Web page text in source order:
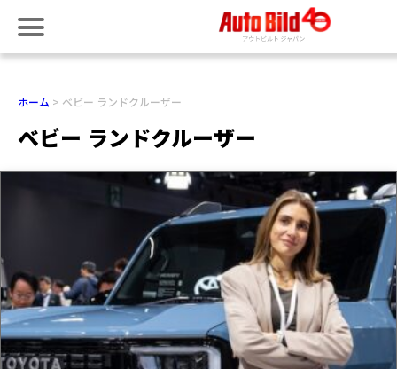
ホーム ベビー ランドクルーザー
ベビー ランドクルーザー